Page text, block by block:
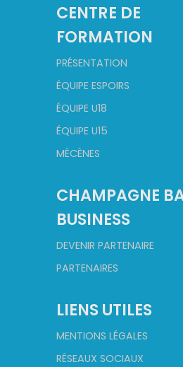
CENTRE DE
FORMATION
PRÉSENTATION
ÉQUIPE ESPOIRS
ÉQUIPE U18
ÉQUIPE U15
MÉCÈNES
CHAMPAGNE
BUSINESS
DEVENIR PARTENAIRE
PARTENAIRES
LIENS UTILES
MENTIONS LÉGALES
RÉSEAUX SOCIAUX